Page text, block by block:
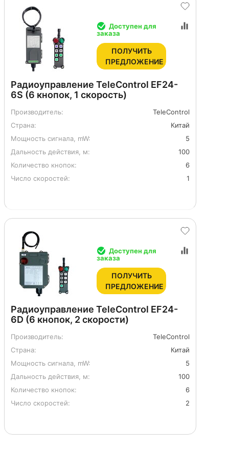
Радиоуправление TeleControl EF24-
6S (6 кнопок, 1 скорость)
Производитель:
TeleControl
Страна:
Китай
Мощность сигнала, mW:
5
Дальность действия, м:
100
Количество кнопок:
6
Число скоростей:
1
Доступен для
заказа
ПОЛУЧИТЬ
ПРЕДЛОЖЕНИЕ
Радиоуправление TeleControl EF24-
6D (6 кнопок, 2 скорости)
Производитель:
TeleControl
Страна:
Китай
Мощность сигнала, mW:
5
Дальность действия, м:
100
Количество кнопок:
6
Число скоростей:
2
Доступен для
заказа
ПОЛУЧИТЬ
ПРЕДЛОЖЕНИЕ